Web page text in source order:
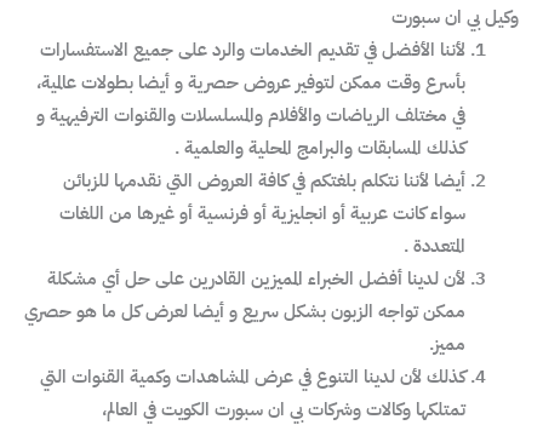
وكيل بي ان سبورت
لأننا الأفضل في تقديم الخدمات والرد على جميع الاستفسارات
بأسرع وقت ممكن لتوفير عروض حصرية و أيضا بطولات عالمية،
في مختلف الرياضات والأفلام والمسلسلات والقنوات الترفيهية و
كذلك المسابقات والبرامج المحلية والعلمية .
أيضا لأننا نتكلم بلغتكم في كافة العروض التي نقدمها للزبائن
سواء كانت عربية أو انجليزية أو فرنسية أو غيرها من اللغات
المتعددة .
لأن لدينا أفضل الخبراء المميزين القادرين على حل أي مشكلة
ممكن تواجه الزبون بشكل سريع و أيضا لعرض كل ما هو حصري
مميز.
كذلك لأن لدينا التنوع في عرض المشاهدات وكمية القنوات التي
تمتلكها وكالات وشركات بي ان سبورت الكويت في العالم،